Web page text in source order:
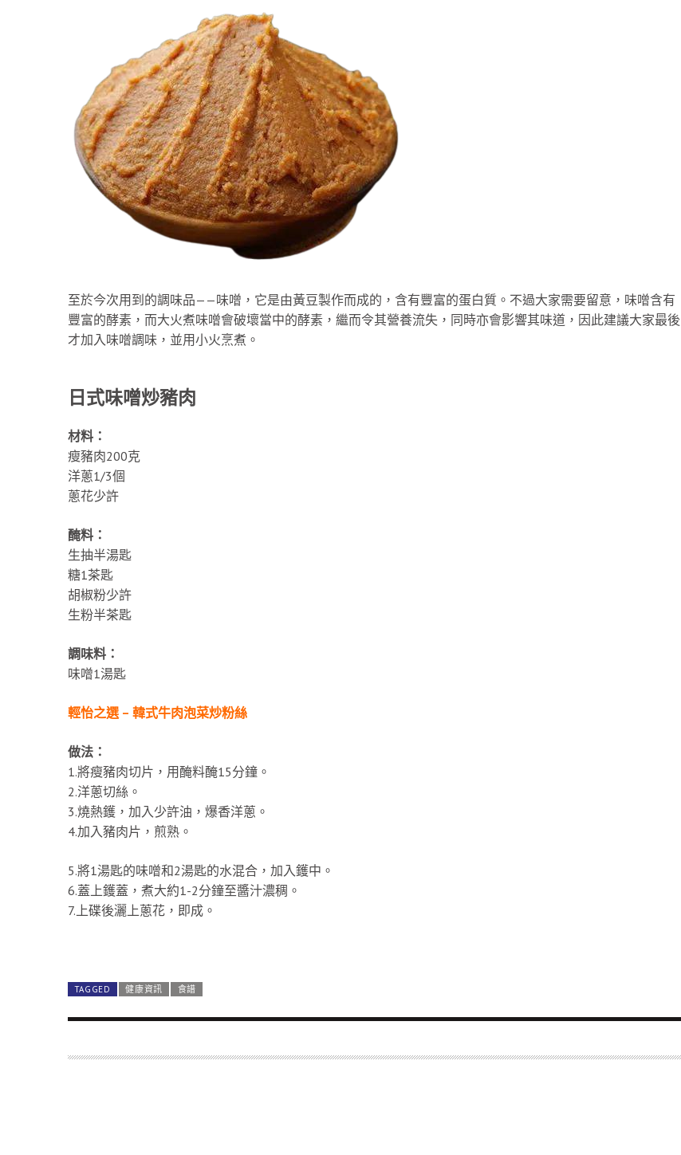
至於今次用到的調味品——味噌，它是由黃豆製作而成的，含有豐富的蛋白質。不過大家需要留意，味噌含有
豐富的酵素，而大火煮味噌會破壞當中的酵素，繼而令其營養流失，同時亦會影響其味道，因此建議大家最後
才加入味噌調味，並用小火烹煮。
日式味噌炒豬肉
材料：
瘦豬肉200克
洋蔥1/3個
蔥花少許
醃料：
生抽半湯匙
糖1茶匙
胡椒粉少許
生粉半茶匙
調味料：
味噌1湯匙
輕怡之選 – 韓式牛肉泡菜炒粉絲
做法：
1.將瘦豬肉切片，用醃料醃15分鐘。
2.洋蔥切絲。
3.燒熱鑊，加入少許油，爆香洋蔥。
4.加入豬肉片，煎熟。
5.將1湯匙的味噌和2湯匙的水混合，加入鑊中。
6.蓋上鑊蓋，煮大約1-2分鐘至醬汁濃稠。
7.上碟後灑上蔥花，即成。
TAGGED 健康資訊 食譜